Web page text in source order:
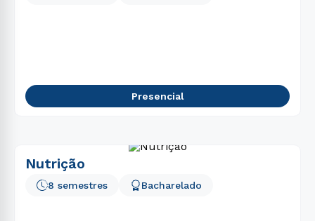
Presencial
Nutrição
8 semestres Bacharelado